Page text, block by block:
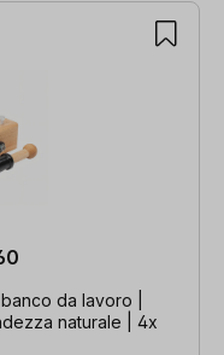
da lavoro |
naturale | 4x